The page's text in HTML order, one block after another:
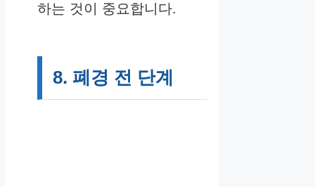
하는 것이 중요합니다.
8. 폐경 전 단계